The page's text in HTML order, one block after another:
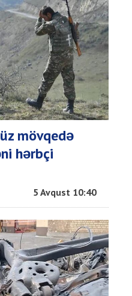
mövqedə
hərbçi
5 Avqust 10:40